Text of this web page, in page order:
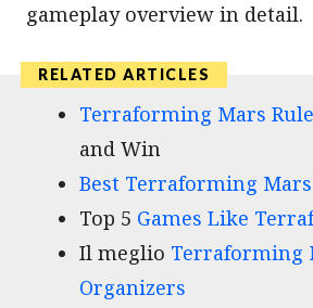
gameplay overview in detail.
Terraforming Mars
and Win
Best Terraforming
Top 5 Games Like
Il meglio Terraforming
Organizers